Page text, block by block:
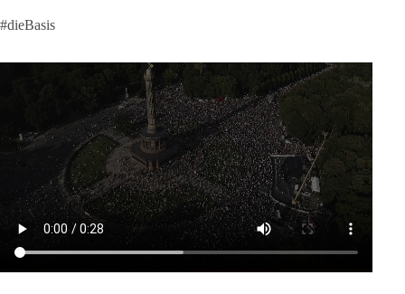
58
DieBasis
🔎 Über 100-mal keine Antwort.
Anthony Fauci, Immunologe und Berater des ehemaligen US-
Präsidenten, hat bei einer Anhörung des US-Senats auf mehr
als 100 Fragen die Aussage verweigert. Die juristische
Bewertung werden Gerichte und Ermittlungen klären – auch
auf Basis seines Tagebuches. Doch unabhängig davon zeigt
der Vorgang eines deutlich:
#dieBasis